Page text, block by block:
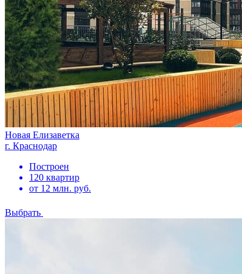
Новая Елизаветка
г. Краснодар
Построен
120 квартир
от 12 млн. руб.
Выбрать